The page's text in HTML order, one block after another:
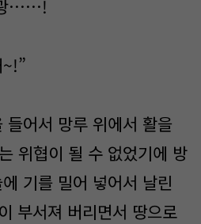
광……!
들어서 망루 위에서 활을
위협이 될 수 없었기에 방
기를 밀어 넣어서 날린
부서져 버리면서 땅으로